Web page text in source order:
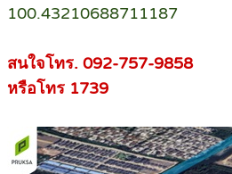
100.43210688711187
สนใจโทร. 092-757-9858
หรือโทร 1739